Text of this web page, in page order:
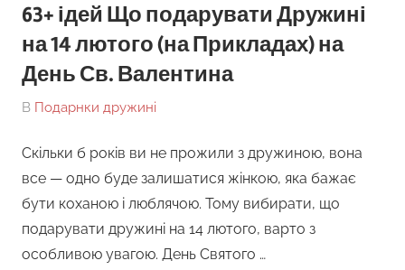
63+ ідей Що подарувати Дружині
на 14 лютого (на Прикладах) на
День Св. Валентина
On
By
В Подарнки дружині
Скільки б років ви не прожили з дружиною, вона
все — одно буде залишатися жінкою, яка бажає
бути коханою і люблячою. Тому вибирати, що
подарувати дружині на 14 лютого, варто з
особливою увагою. День Святого …